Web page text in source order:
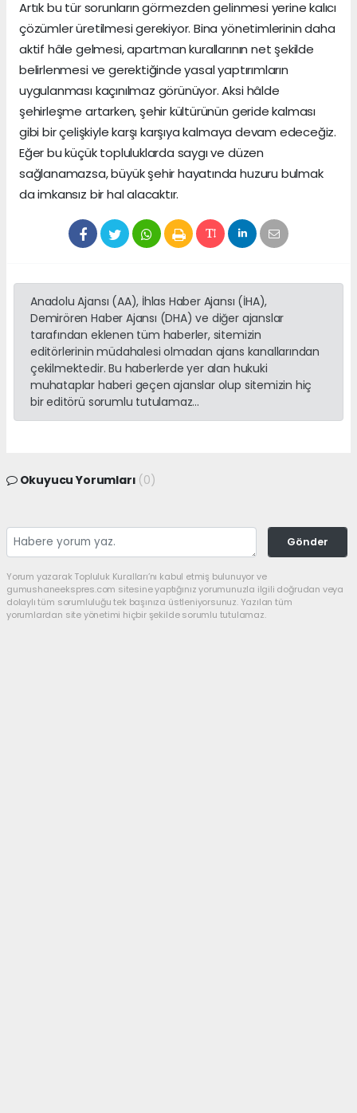
Artık bu tür sorunların görmezden gelinmesi yerine kalıcı
çözümler üretilmesi gerekiyor. Bina yönetimlerinin daha
aktif hâle gelmesi, apartman kurallarının net şekilde
belirlenmesi ve gerektiğinde yasal yaptırımların
uygulanması kaçınılmaz görünüyor. Aksi hâlde
şehirleşme artarken, şehir kültürünün geride kalması
gibi bir çelişkiyle karşı karşıya kalmaya devam edeceğiz.
Eğer bu küçük topluluklarda saygı ve düzen
sağlanamazsa, büyük şehir hayatında huzuru bulmak
da imkansız bir hal alacaktır.
Anadolu Ajansı (AA), İhlas Haber Ajansı (İHA),
Demirören Haber Ajansı (DHA) ve diğer ajanslar
tarafından eklenen tüm haberler, sitemizin
editörlerinin müdahalesi olmadan ajans kanallarından
çekilmektedir. Bu haberlerde yer alan hukuki
muhataplar haberi geçen ajanslar olup sitemizin hiç
bir editörü sorumlu tutulamaz...
Okuyucu Yorumları (0)
Gönder
Yorum yazarak Topluluk Kuralları’nı kabul etmiş bulunuyor ve
gumushaneekspres.com sitesine yaptığınız yorumunuzla ilgili doğrudan veya
dolaylı tüm sorumluluğu tek başınıza üstleniyorsunuz. Yazılan tüm
yorumlardan site yönetimi hiçbir şekilde sorumlu tutulamaz.